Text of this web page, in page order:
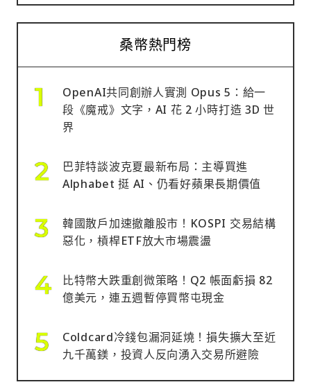
桑幣熱門榜
OpenAI共同創辦人實測 Opus 5：給一
段《魔戒》文字，AI 花 2 小時打造 3D 世
界
巴菲特談波克夏最新布局：主導買進
Alphabet 挺 AI、仍看好蘋果長期價值
韓國散戶加速撤離股市！KOSPI 交易結構
惡化，槓桿ETF放大市場震盪
比特幣大跌重創微策略！Q2 帳面虧損 82
億美元，連五週暫停買幣屯現金
Coldcard冷錢包漏洞延燒！損失擴大至近
九千萬鎂，投資人反向湧入交易所避險